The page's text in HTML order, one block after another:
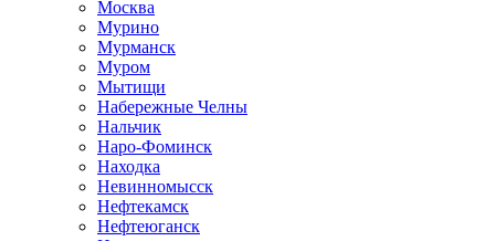
Москва
Мурино
Мурманск
Муром
Мытищи
Набережные Челны
Нальчик
Наро-Фоминск
Находка
Невинномысск
Нефтекамск
Нефтеюганск